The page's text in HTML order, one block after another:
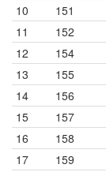
10
151
11
152
12
154
13
155
14
156
15
157
16
158
17
159